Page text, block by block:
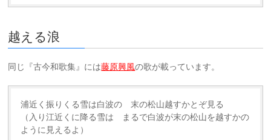
越える浪
同じ『古今和歌集』には藤原興風の歌が載っています。
浦近く振りくる雪は白波の 末の松山越すかとぞ見る
（入り江近くに降る雪は まるで白波が末の松山を越すかの
ように見えるよ）